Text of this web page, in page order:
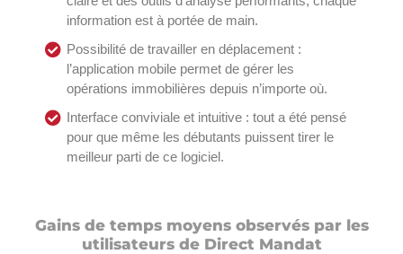
information est à portée de main.
Possibilité de travailler en déplacement :
l’application mobile permet de gérer les
opérations immobilières depuis n’importe où.
Interface conviviale et intuitive : tout a été pensé
pour que même les débutants puissent tirer le
meilleur parti de ce logiciel.
Gains de temps moyens observés par les
utilisateurs de Direct Mandat